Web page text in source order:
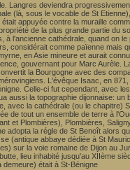
deviendra
(là, sous le vocable de St
appuyée contre la muraille
de la plus grande partie du
cathédrale, quand on
comme païenne mais
en Asie mineure et aurait
gouvernant pour Marc
la Bourgogne avec des
L'évêque Isaac, en
Celle-ci fut cependant, avec
aussi la topographie dijonnaise:
la cathédrale (ou le
de tout un ensemble de terre à
Plombières), Plombières,
la régle de St Benoît alors
abbaye dédiée à St
sur la voie romaine de Dijon au
lieu inhabité jusqu'au XIIème
était à St-Bénigne